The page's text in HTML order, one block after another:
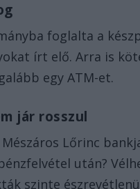
foglalta a
írt elő. Arra is
egy ATM-et.
jár rosszul
Mészáros Lőrinc
után?
szinte